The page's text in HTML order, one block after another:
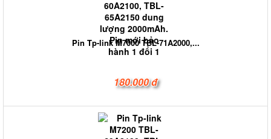
Pin Tp-link M7000 TBL-71A2000,...
180.000 đ